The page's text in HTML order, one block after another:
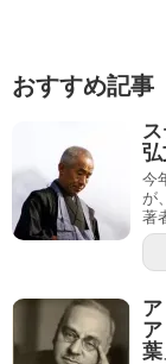
おすすめ記事
今
が
著
葉